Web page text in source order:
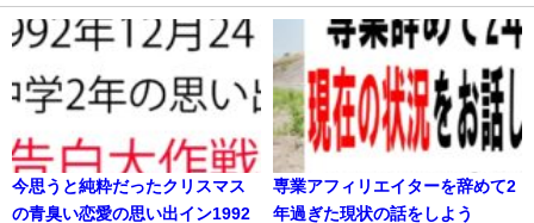
今思うと純粋だったクリスマス
の青臭い恋愛の思い出イン1992
専業アフィリエイターを辞めて2
年過ぎた現状の話をしよう